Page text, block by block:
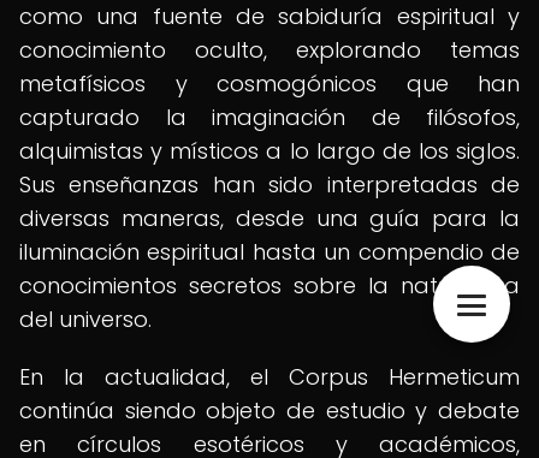
como una fuente de sabiduría espiritual y
conocimiento oculto, explorando temas
metafísicos y cosmogónicos que han
capturado la imaginación de filósofos,
alquimistas y místicos a lo largo de los siglos.
Sus enseñanzas han sido interpretadas de
diversas maneras, desde una guía para la
iluminación espiritual hasta un compendio de
conocimientos secretos sobre la naturaleza
del universo.
En la actualidad, el Corpus Hermeticum
continúa siendo objeto de estudio y debate
en círculos esotéricos y académicos,